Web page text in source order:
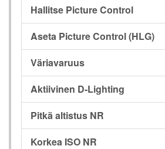
Hallitse Picture Control
Aseta Picture Control (HLG)
Väriavaruus
Aktiivinen D-Lighting
Pitkä altistus NR
Korkea ISO NR